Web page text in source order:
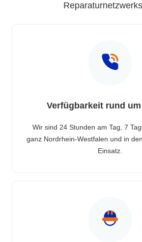
Verfügbarkeit rund
Wir sind 24 Stunden am Tag, 7
ganz Nordrhein-Westfalen und in
Einsatz.